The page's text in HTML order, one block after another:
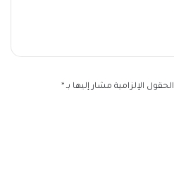
الحقول الإلزامية مشار إليها بـ *